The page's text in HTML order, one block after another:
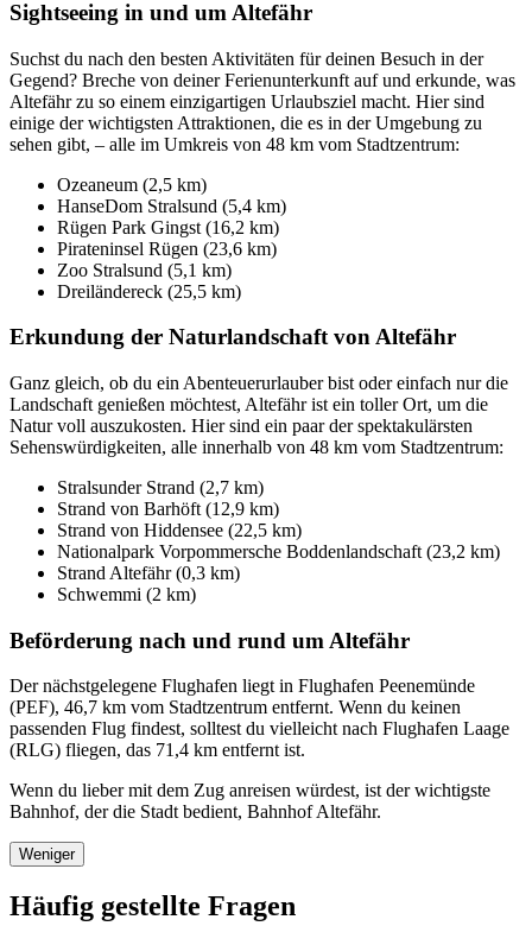
Sightseeing in und um Altefähr
Suchst du nach den besten Aktivitäten für deinen Besuch in der
Gegend? Breche von deiner Ferienunterkunft auf und erkunde, was
Altefähr zu so einem einzigartigen Urlaubsziel macht. Hier sind
einige der wichtigsten Attraktionen, die es in der Umgebung zu
sehen gibt, – alle im Umkreis von 48 km vom Stadtzentrum:
Ozeaneum (2,5 km)
HanseDom Stralsund (5,4 km)
Rügen Park Gingst (16,2 km)
Pirateninsel Rügen (23,6 km)
Zoo Stralsund (5,1 km)
Dreiländereck (25,5 km)
Erkundung der Naturlandschaft von Altefähr
Ganz gleich, ob du ein Abenteuerurlauber bist oder einfach nur die
Landschaft genießen möchtest, Altefähr ist ein toller Ort, um die
Natur voll auszukosten. Hier sind ein paar der spektakulärsten
Sehenswürdigkeiten, alle innerhalb von 48 km vom Stadtzentrum:
Stralsunder Strand (2,7 km)
Strand von Barhöft (12,9 km)
Strand von Hiddensee (22,5 km)
Nationalpark Vorpommersche Boddenlandschaft (23,2 km)
Strand Altefähr (0,3 km)
Schwemmi (2 km)
Beförderung nach und rund um Altefähr
Der nächstgelegene Flughafen liegt in Flughafen Peenemünde
(PEF), 46,7 km vom Stadtzentrum entfernt. Wenn du keinen
passenden Flug findest, solltest du vielleicht nach Flughafen Laage
(RLG) fliegen, das 71,4 km entfernt ist.
Wenn du lieber mit dem Zug anreisen würdest, ist der wichtigste
Bahnhof, der die Stadt bedient, Bahnhof Altefähr.
Weniger
Häufig gestellte Fragen